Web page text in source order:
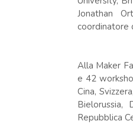
Jonathan
coordinatore
Alla Maker
e 42
Cina,
Bielorussia,
Repubblica